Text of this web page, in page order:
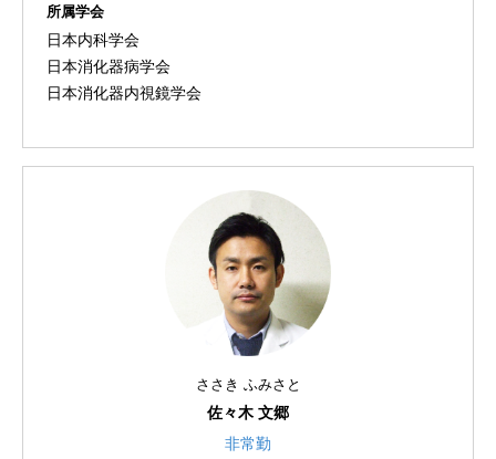
所属学会
日本内科学会
日本消化器病学会
日本消化器内視鏡学会
ささき ふみさと
佐々木 文郷
非常勤